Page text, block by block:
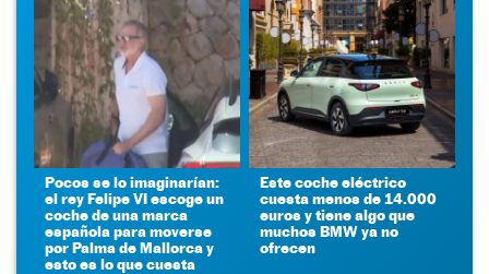
Pocos se lo imaginarían:
el rey Felipe VI escoge un
coche de una marca
española para moverse
por Palma de Mallorca y
esto es lo que cuesta
Este coche eléctrico
cuesta menos de 14.000
euros y tiene algo que
muchos BMW ya no
ofrecen